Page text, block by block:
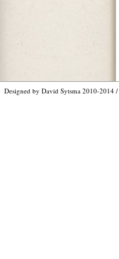
Designed by David Sytsma 2010-2014 /